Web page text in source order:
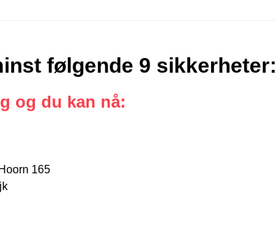
følgende 9 sikkerheter:
og du kan nå:
165